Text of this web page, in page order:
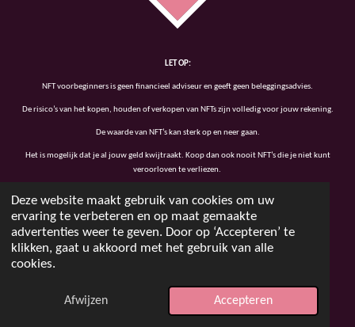
Deze website maakt gebruik van cookies om uw
ervaring te verbeteren en op maat gemaakte
advertenties weer te geven. Door op ‘Accepteren’ te
klikken, gaat u akkoord met het gebruik van alle
cookies.
Afwijzen Accepteren
LET OP:
NFT voorbeginners is geen financieel adviseur en geeft geen beleggingsadvies.
De risico’s van het kopen, houden of verkopen van NFTs zijn volledig voor jouw rekening.
De waarde van NFT’s kan sterk op en neer gaan.
Het is mogelijk dat je al jouw geld kwijtraakt. Koop dan ook nooit NFT’s die je niet kunt
veroorloven te verliezen.
Lees voor de volledigheid ook nog even
Privacybeleid|Cookiebeleid |Algemene voorwaarden|Disclaimer
JouwWeb